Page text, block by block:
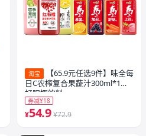
淘宝
【65.9元任选9件】味全每
日C农榨复合果蔬汁300ml*1瓶
好喝椰饮料
券减¥18
¥54.9 ¥72.9